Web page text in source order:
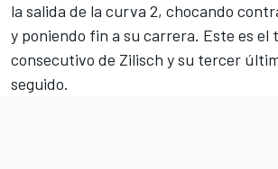
la salida de la curva 2, chocando
y poniendo fin a su carrera. Este es el
consecutivo de Zilisch y su tercer
seguido.